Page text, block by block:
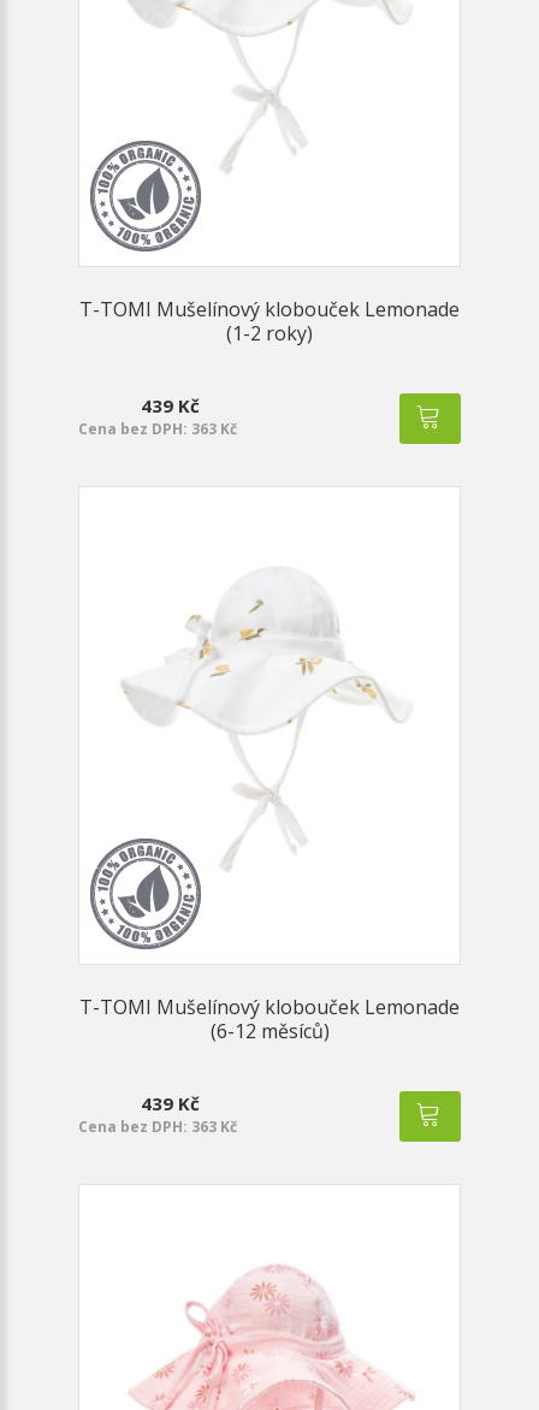
T-TOMI Mušelínový klobouček Lemonade
(1-2 roky)
439 Kč
Cena bez DPH: 363 Kč
T-TOMI Mušelínový klobouček Lemonade
(6-12 měsíců)
439 Kč
Cena bez DPH: 363 Kč